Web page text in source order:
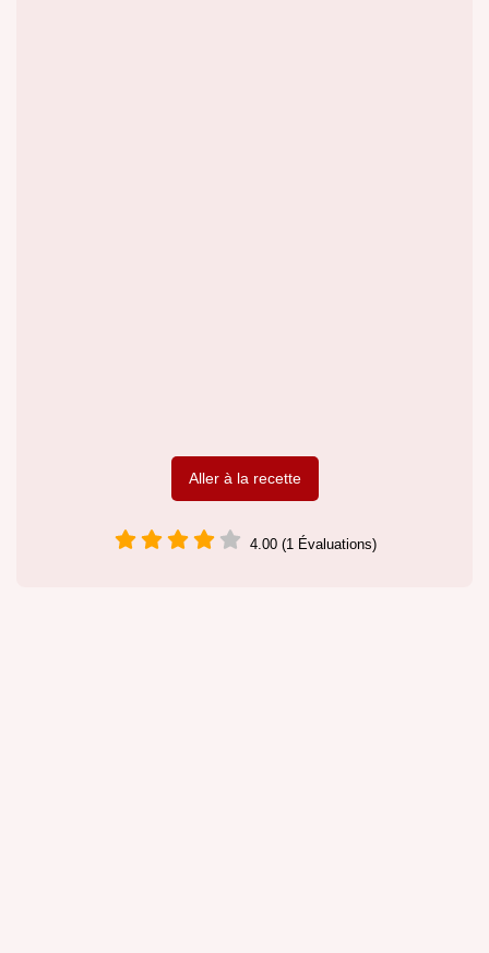
Aller à la recette
4.00 (1 Évaluations)